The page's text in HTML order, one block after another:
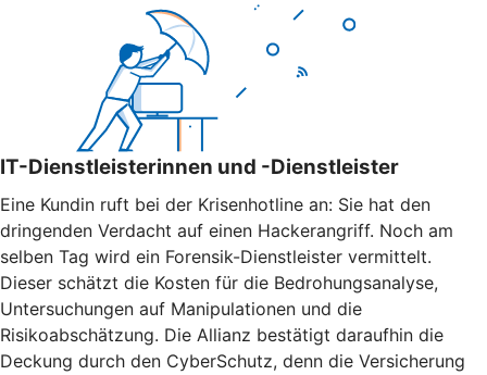
IT-Dienstleisterinnen und -Dienstleister
Eine Kundin ruft bei der Krisenhotline an: Sie hat den
dringenden Verdacht auf einen Hackerangriff. Noch am
selben Tag wird ein Forensik-Dienstleister vermittelt.
Dieser schätzt die Kosten für die Bedrohungsanalyse,
Untersuchungen auf Manipulationen und die
Risikoabschätzung. Die Allianz bestätigt daraufhin die
Deckung durch den CyberSchutz, denn die Versicherung